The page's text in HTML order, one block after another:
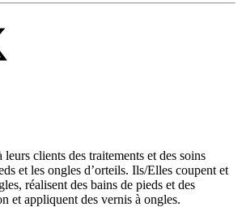
clients des traitements et des soins
et les ongles d’orteils. Ils/Elles coupent et
réalisent des bains de pieds et des
et appliquent des vernis à ongles.